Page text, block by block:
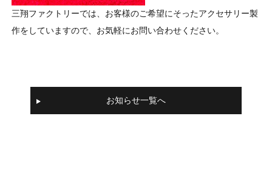
三翔ファクトリーでは、お客様のご希望にそったアクセサリー製
作をしていますので、お気軽にお問い合わせください。
お知らせ一覧へ